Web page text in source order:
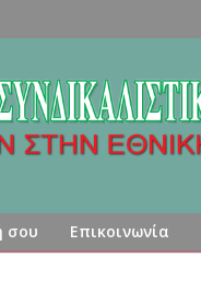
σου Επικοινωνία